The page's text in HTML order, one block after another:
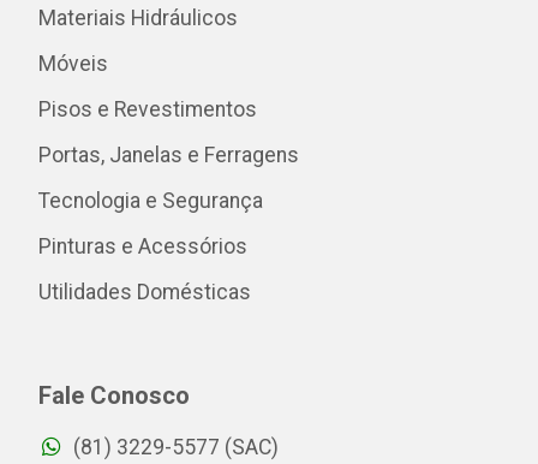
Materiais Hidráulicos
Móveis
Pisos e Revestimentos
Portas, Janelas e Ferragens
Tecnologia e Segurança
Pinturas e Acessórios
Utilidades Domésticas
Fale Conosco
(81) 3229-5577 (SAC)